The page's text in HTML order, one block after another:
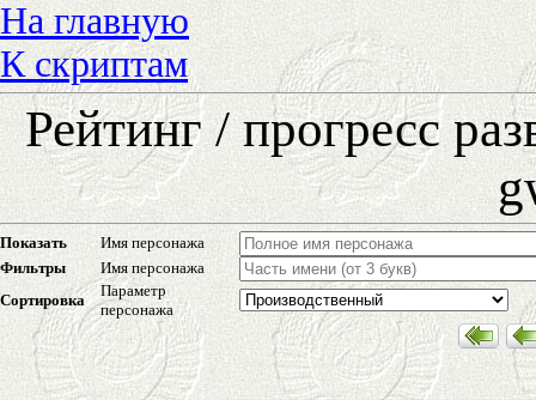
На главную
К скриптам
Рейтинг / прогресс
Показать
Имя персонажа
Фильтры
Имя персонажа
Сортировка
Параметр
персонажа